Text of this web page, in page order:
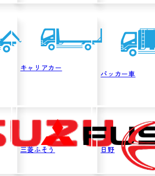
キャリアカー
パッカー車
三菱ふそう 日野